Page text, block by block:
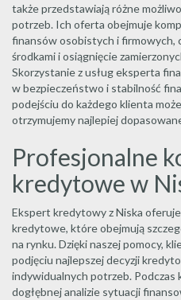
także przedstawiają różne
potrzeb. Ich oferta obejmuje
finansów osobistych i firmowych,
środkami i osiągnięcie
Skorzystanie z usług eksperta
w bezpieczeństwo i stabilność
podejściu do każdego klienta
otrzymujemy najlepiej
Profesjonalne
kredytowe w
Ekspert kredytowy z Niska
kredytowe, które obejmują
na rynku. Dzięki naszej pomocy,
podjęciu najlepszej decyzji
indywidualnych potrzeb.
dogłębnej analizie sytuacji